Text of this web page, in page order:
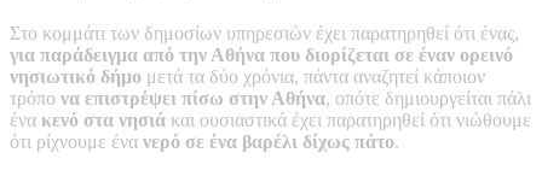
Στο κομμάτι των δημοσίων υπηρεσιών έχει παρατηρηθεί ότι ένας,
για παράδειγμα από την Αθήνα που διορίζεται σε έναν ορεινό
νησιωτικό δήμο μετά τα δύο χρόνια, πάντα αναζητεί κάποιον
τρόπο να επιστρέψει πίσω στην Αθήνα, οπότε δημιουργείται πάλι
ένα κενό στα νησιά και ουσιαστικά έχει παρατηρηθεί ότι νιώθουμε
ότι ρίχνουμε ένα νερό σε ένα βαρέλι δίχως πάτο.